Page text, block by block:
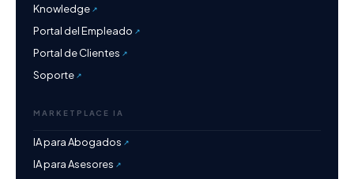
Knowledge
Portal del Empleado
Portal de Clientes
Soporte
MARKETPLACE IA
IA para Abogados
IA para Asesores